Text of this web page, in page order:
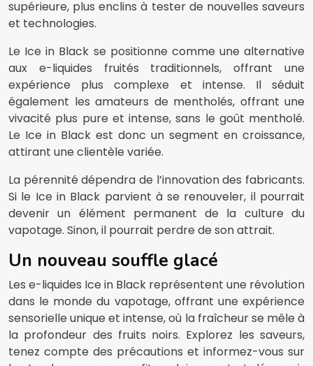
supérieure, plus enclins à tester de nouvelles saveurs
et technologies.
Le Ice in Black se positionne comme une alternative
aux e-liquides fruités traditionnels, offrant une
expérience plus complexe et intense. Il séduit
également les amateurs de mentholés, offrant une
vivacité plus pure et intense, sans le goût mentholé.
Le Ice in Black est donc un segment en croissance,
attirant une clientèle variée.
La pérennité dépendra de l’innovation des fabricants.
Si le Ice in Black parvient à se renouveler, il pourrait
devenir un élément permanent de la culture du
vapotage. Sinon, il pourrait perdre de son attrait.
Un nouveau souffle glacé
Les e-liquides Ice in Black représentent une révolution
dans le monde du vapotage, offrant une expérience
sensorielle unique et intense, où la fraîcheur se mêle à
la profondeur des fruits noirs. Explorez les saveurs,
tenez compte des précautions et informez-vous sur